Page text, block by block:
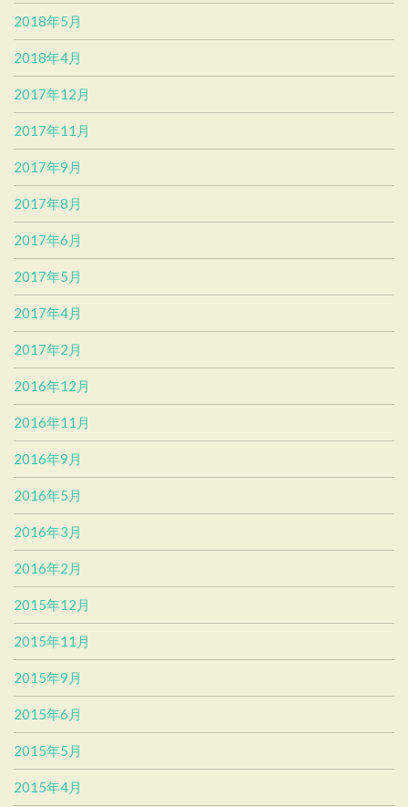
2018年5月
2018年4月
2017年12月
2017年11月
2017年9月
2017年8月
2017年6月
2017年5月
2017年4月
2017年2月
2016年12月
2016年11月
2016年9月
2016年5月
2016年3月
2016年2月
2015年12月
2015年11月
2015年9月
2015年6月
2015年5月
2015年4月